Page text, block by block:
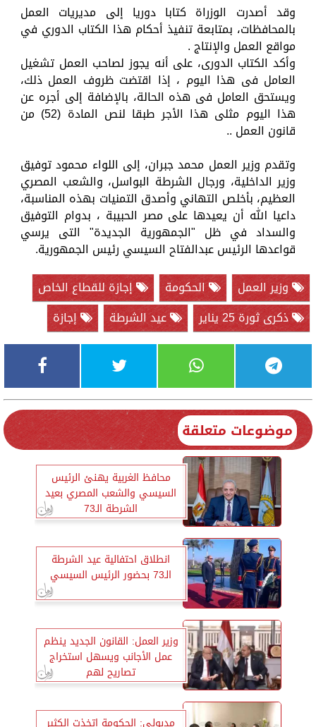
وقد أصدرت الوزراة كتابا دوريا إلى مديريات العمل
بالمحافظات، بمتابعة تنفيذ أحكام هذا الكتاب الدوري في
مواقع العمل والإنتاج .
وأكد الكتاب الدورى، على أنه يجوز لصاحب العمل تشغيل
العامل فى هذا اليوم ، إذا اقتضت ظروف العمل ذلك،
ويستحق العامل فى هذه الحالة، بالإضافة إلى أجره عن
هذا اليوم مثلى هذا الأجر طبقا لنص المادة (52) من
قانون العمل ..
وتقدم وزير العمل محمد جبران، إلى اللواء محمود توفيق
وزير الداخلية، ورجال الشرطة البواسل، والشعب المصري
العظيم، بأخلص التهاني وأصدق التمنيات بهذه المناسبة،
داعيا الله أن يعيدها على مصر الحبيبة ، بدوام التوفيق
والسداد في ظل "الجمهورية الجديدة" التى يرسي
قواعدها الرئيس عبدالفتاح السيسي رئيس الجمهورية.
وزير العمل
الحكومة
إجازة للقطاع الخاص
ذكرى ثورة 25 يناير
عيد الشرطة إجازة
موضوعات متعلقة
محافظ الغربية يهنئ الرئيس
السيسي والشعب المصري بعيد
الشرطة الـ73
انطلاق احتفالية عيد الشرطة
الـ73 بحضور الرئيس السيسي
وزير العمل: القانون الجديد ينظم
عمل الأجانب ويسهل استخراج
تصاريح لهم
مدبولي: الحكومة اتخذت الكثير